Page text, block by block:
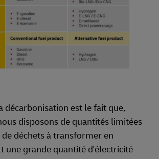
décarbonisation est le fait que,
disposons de quantités limitées
déchets à transformer en
une grande quantité d'électricité